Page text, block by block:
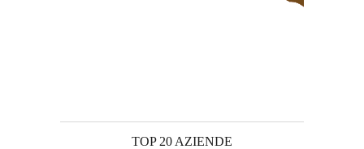
TOP 20 AZIENDE